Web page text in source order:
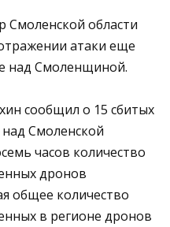
Смоленской области
атаки еще
над Смоленщиной.
сообщил о 15 сбитых
Смоленской
часов количество
дронов
общее количество
в регионе дронов